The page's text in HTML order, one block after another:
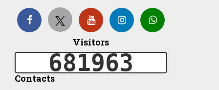
Organization Structure
ખેડુત માર્ગદર્શિકા
Accreditation Certificate
Visitors
681963
Contacts